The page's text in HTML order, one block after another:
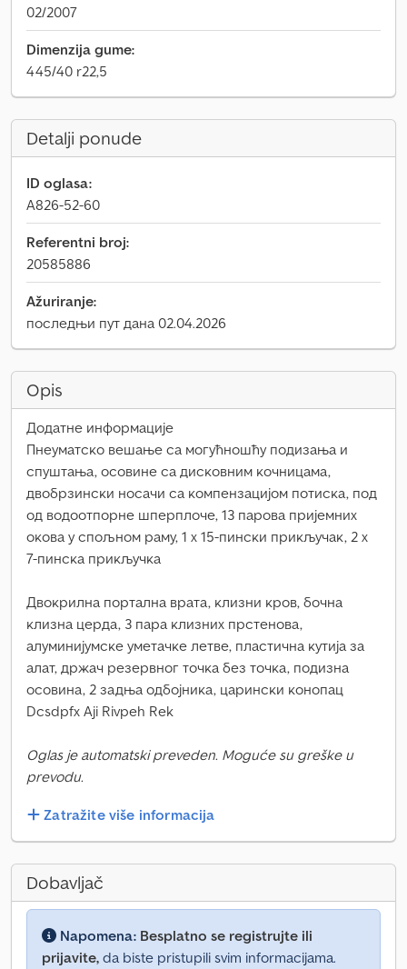
02/2007
Dimenzija gume:
445/40 r22,5
Detalji ponude
ID oglasa:
A826-52-60
Referentni broj:
20585886
Ažuriranje:
последњи пут дана 02.04.2026
Opis
Додатне информације
Пнеуматско вешање са могућношћу подизања и
спуштања, осовине са дисковним кочницама,
двобрзински носачи са компензацијом потиска, под
од водоотпорне шперплоче, 13 парова пријемних
окова у спољном раму, 1 x 15-пински прикључак, 2 x
7-пинска прикључка
Двокрилна портална врата, клизни кров, бочна
клизна церда, 3 пара клизних прстенова,
алуминијумске уметачке летве, пластична кутија за
алат, држач резервног точка без точка, подизна
осовина, 2 задња одбојника, царински конопац
Dcsdpfx Aji Rivpeh Rek
Oglas je automatski preveden. Moguće su greške u
prevodu.
Zatražite više informacija
Dobavljač
Napomena: Besplatno se registrujte ili
prijavite, da biste pristupili svim informacijama.